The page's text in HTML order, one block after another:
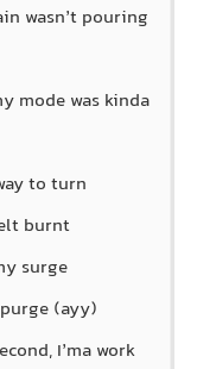
wasn’t pouring
mode was kinda
to turn
burnt
surge
(ayy)
I’ma work